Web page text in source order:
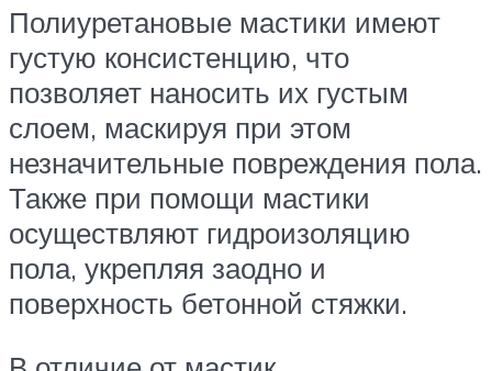
Полиуретановые мастики имеют
густую консистенцию, что
позволяет наносить их густым
слоем, маскируя при этом
незначительные повреждения пола.
Также при помощи мастики
осуществляют гидроизоляцию
пола, укрепляя заодно и
поверхность бетонной стяжки.